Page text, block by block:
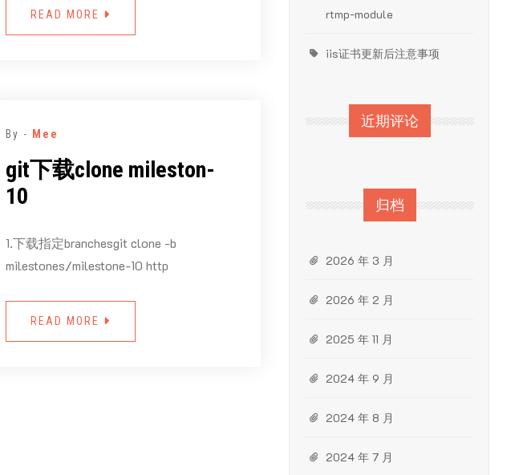
READ MORE
By - Mee
git下载clone mileston-
10
1.下载指定branchesgit clone -b
milestones/milestone-10 http
READ MORE
rtmp-module
iis证书更新后注意事项
近期评论
归档
2026 年 3 月
2026 年 2 月
2025 年 11 月
2024 年 9 月
2024 年 8 月
2024 年 7 月